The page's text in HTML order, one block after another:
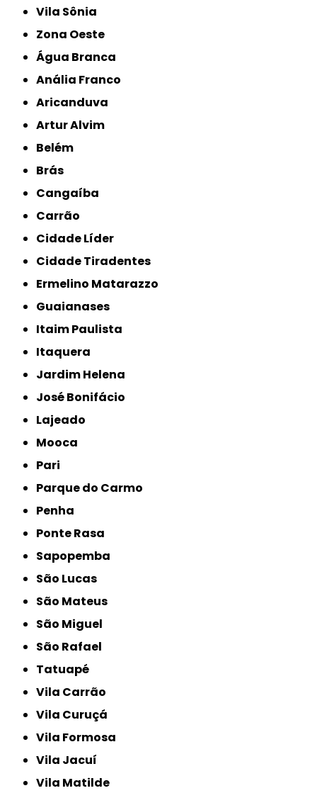
Vila Sônia
Zona Oeste
Água Branca
Anália Franco
Aricanduva
Artur Alvim
Belém
Brás
Cangaíba
Carrão
Cidade Líder
Cidade Tiradentes
Ermelino Matarazzo
Guaianases
Itaim Paulista
Itaquera
Jardim Helena
José Bonifácio
Lajeado
Mooca
Pari
Parque do Carmo
Penha
Ponte Rasa
Sapopemba
São Lucas
São Mateus
São Miguel
São Rafael
Tatuapé
Vila Carrão
Vila Curuçá
Vila Formosa
Vila Jacuí
Vila Matilde